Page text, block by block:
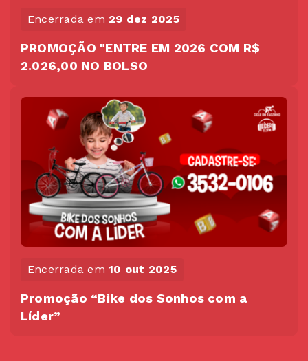
Encerrada em 29 dez 2025
PROMOÇÃO "ENTRE EM 2026 COM R$
2.026,00 NO BOLSO
Encerrada em10 out 2025
Promoção “Bike dos Sonhos com a
Líder”